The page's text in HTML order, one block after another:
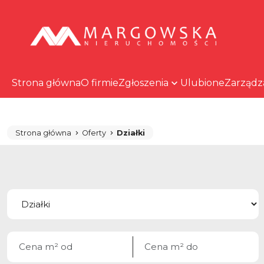
Strona głównaO firmieZgłoszenia Ulubione
Strona główna Oferty Działki